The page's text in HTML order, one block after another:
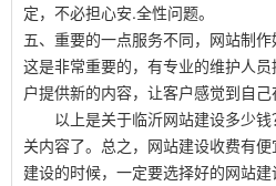
定，不必担心安.全性问题。
五、重要的一点服务不同，网站制作
这是非常重要的，有专业的维护人
户提供新的内容，让客户感觉到自己
以上是关于临沂网站建设多少钱
关内容了。总之，网站建设收费有
建设的时候，一定要选择好的网站